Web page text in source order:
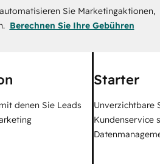
Sie Marketingaktionen,
Berechnen Sie Ihre Gebühren
denen Sie Leads
Starter
Unverzichtbare
Kundenservice